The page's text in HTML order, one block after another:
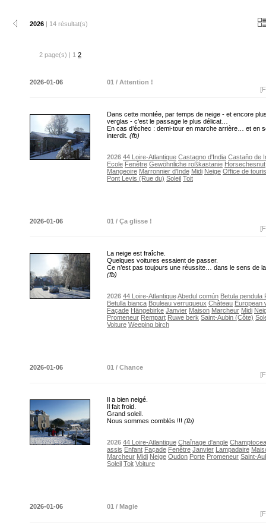
2026 | 14 résultat(s)
2 page(s) | 1 2
2026-01-06
01 / Attention !
Dans cette montée, par temps de neige - et encore
verglas - c’est le passage le plus délicat…
En cas d’échec : demi-tour en marche arrière… et en
interdit. (fb)
2026 44 Loire-Atlantique Castagno d'India Castaño de
Ecole Fenêtre Gewöhnliche roßkastanie Horsechesnut
Mangeoire Marronnier d'Inde Midi Neige Office de
Pont Levis (Rue du) Soleil Toit
2026-01-06
01 / Ça glisse !
La neige est fraîche.
Quelques voitures essaient de passer.
Ce n’est pas toujours une réussite… dans le sens de
(fb)
2026 44 Loire-AtlantiqueAbedul común Betula pendula
Betulla bianca Bouleau verruqueux Château European
Façade Hängebirke Janvier Maison Marcheur Midi
Promeneur Rempart Ruwe berk Saint-Aubin (Côte)
Voiture Weeping birch
2026-01-06
01 / Chance
Il a bien neigé.
Il fait froid.
Grand soleil.
Nous sommes comblés !!! (fb)
2026 44 Loire-Atlantique Chaînage d'angle
assis Enfant Façade Fenêtre Janvier Lampadaire
Marcheur Midi Neige Oudon Porte Promeneur Saint-
Soleil Toit Voiture
2026-01-06
01 / Magie